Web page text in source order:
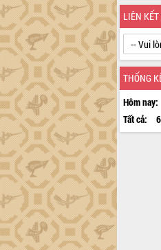
LIÊN KẾT
THỐNG
Hôm nay:
Tất cả: